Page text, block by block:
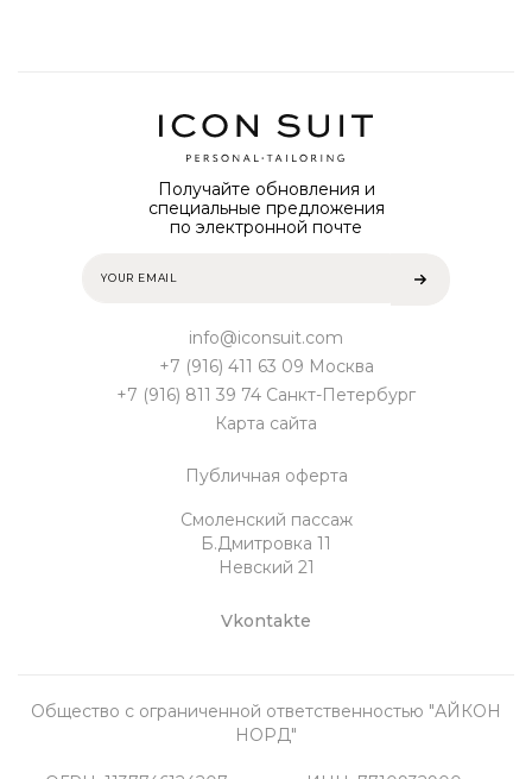
Получайте обновления и
специальные предложения
по электронной почте
info@iconsuit.com
+7 (916) 411 63 09 Москва
+7 (916) 811 39 74 Санкт-Петербург
Карта сайта
Публичная оферта
Смоленский пассаж
Б.Дмитровка 11
Невский 21
Vkontakte
Общество с ограниченной ответственностью "АЙКОН
НОРД"